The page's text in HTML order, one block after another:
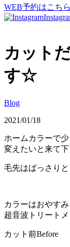
WEB予約はこちら
カット
す☆
Blog
2021/01/18
ホームカラーで
変えたいと来て下
毛先はばっさり
カラーはおやす
超音波トリート
カット前Before